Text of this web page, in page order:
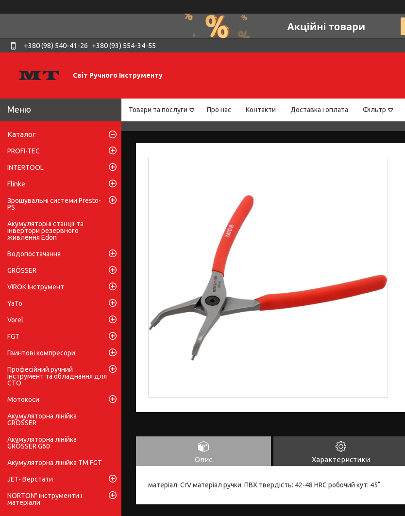
+380 (98) 540-41-26 +380 (93) 554-34-55
Світ Ручного Інструменту
Товари та послуги Про нас Контакти Доставка і оплата Фільтр
Опис Характеристики
матеріал: CrV матеріал ручки: ПВХ твердість: 42-48 HRC робочий кут: 45˚
Каталог
PROFI-TEC
INTERTOOL
Flinke
Зрошувальні системи Presto-
PS
Акумуляторні станції та
інвертори резервного
живлення Edon
Водопостачання
GRÖSSER
VIROK Інструмент
YaTo
Vorel
FGT
Гвинтові компресори
Професійний ручний
інструмент та обладнання для
СТО
Мотокоси
Акумуляторна лінійка
GRÖSSER
Акумуляторна лінійка
GRÖSSER G60
Акумуляторна лінійка ТМ FGT
JET- Верстати
NORTON" інструменти і
матеріали